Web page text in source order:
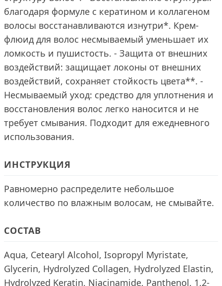
благодаря формуле с кератином и коллагеном
волосы восстанавливаются изнутри*. Крем-
флюид для волос несмываемый уменьшает их
ломкость и пушистость. - Защита от внешних
воздействий: защищает локоны от внешних
воздействий, сохраняет стойкость цвета**. -
Несмываемый уход: средство для уплотнения и
восстановления волос легко наносится и не
требует смывания. Подходит для ежедневного
использования.
ИНСТРУКЦИЯ
Равномерно распределите небольшое
количество по влажным волосам, не смывайте.
СОСТАВ
Aqua, Cetearyl Alcohol, Isopropyl Myristate,
Glycerin, Hydrolyzed Collagen, Hydrolyzed Elastin,
Hydrolyzed Keratin, Niacinamide, Panthenol, 1,2-